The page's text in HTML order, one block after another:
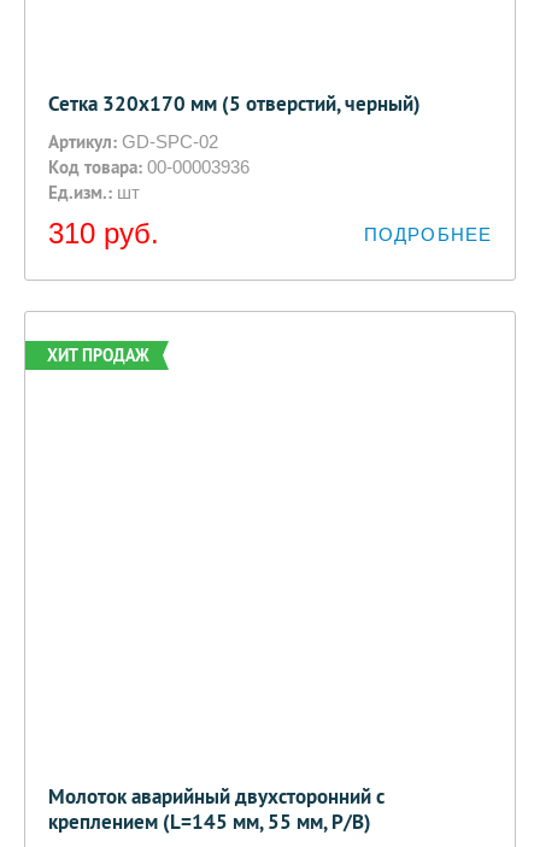
Сетка 320х170 мм (5 отверстий, черный)
Артикул: GD-SPC-02
Код товара: 00-00003936
Ед.изм.: шт
310 руб. ПОДРОБНЕЕ
ХИТ ПРОДАЖ
Молоток аварийный двухсторонний с
креплением (L=145 мм, 55 мм, Р/В)